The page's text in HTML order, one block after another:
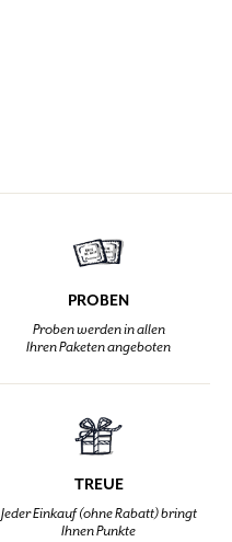
PROBEN
Proben werden in allen
Ihren Paketen angeboten
TREUE
Jeder Einkauf (ohne Rabatt) bringt
Ihnen Punkte